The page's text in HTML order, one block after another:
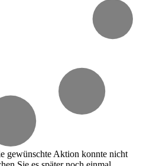
gewünschte Aktion konnte nicht